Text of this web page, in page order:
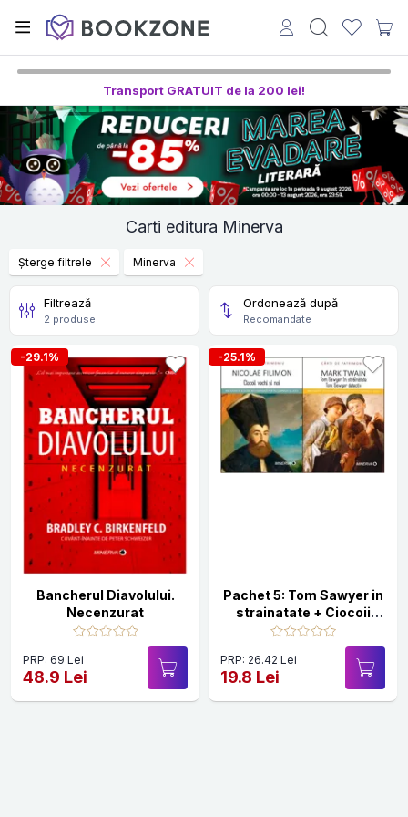
Transport GRATUIT de la 200 lei!
Carti editura Minerva
Șterge filtrele Minerva
Filtrează
2 produse
Ordonează după
Recomandate
-29.1%
Bancherul Diavolului.
Necenzurat
PRP: 69 Lei
48.9 Lei
-25.1%
Pachet 5: Tom Sawyer in
strainatate + Ciocoii
vechi si noi
PRP: 26.42 Lei
19.8 Lei